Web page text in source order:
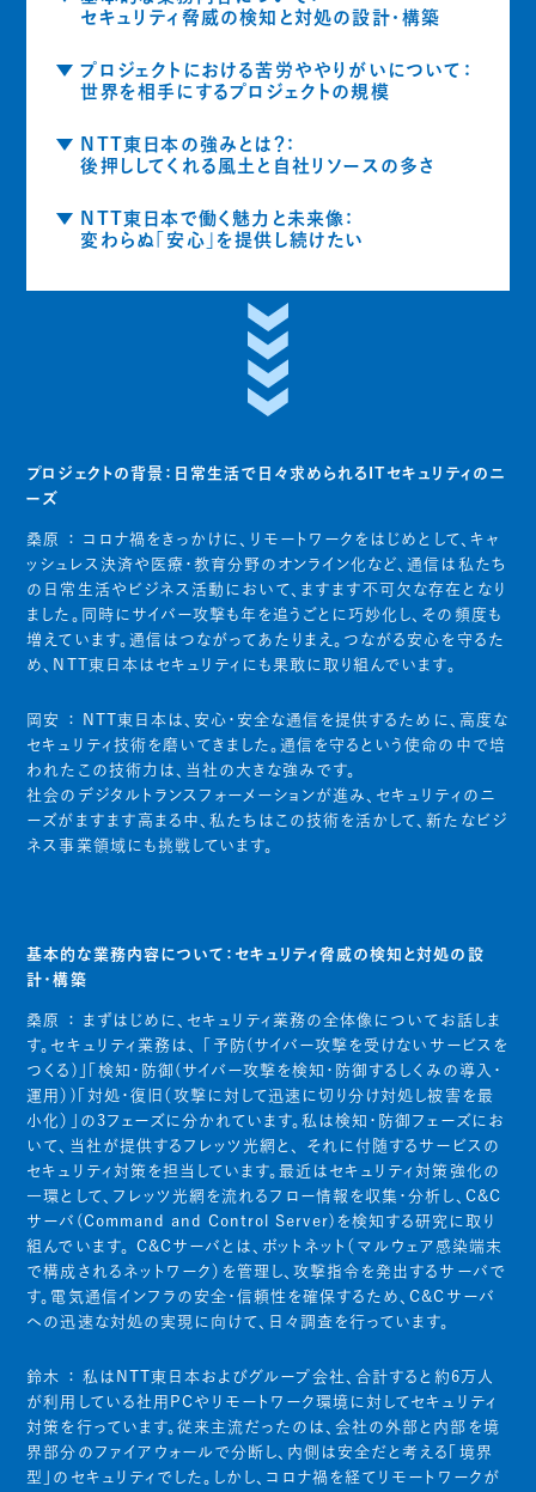
セキュリティ脅威の検知と対処の設計・構築
プロジェクトにおける苦労ややりがいについて：
世界を相手にするプロジェクトの規模
NTT東日本の強みとは？：
後押ししてくれる風土と自社リソースの多さ
NTT東日本で働く魅力と未来像：
変わらぬ「安心」を提供し続けたい
プロジェクトの背景：日常生活で日々求められるITセキュリティのニ
ーズ
桑原 ：
コロナ禍をきっかけに、リモートワークをはじめとして、キャ
ッシュレス決済や医療・教育分野のオンライン化など、通信は私たち
の日常生活やビジネス活動において、ますます不可欠な存在となり
ました。同時にサイバー攻撃も年を追うごとに巧妙化し、その頻度も
増えています。通信はつながってあたりまえ。つながる安心を守るた
め、NTT東日本はセキュリティにも果敢に取り組んでいます。
岡安 ：
NTT東日本は、安心・安全な通信を提供するために、高度な
セキュリティ技術を磨いてきました。通信を守るという使命の中で培
われたこの技術力は、当社の大きな強みです。
社会のデジタルトランスフォーメーションが進み、セキュリティのニ
ーズがますます高まる中、私たちはこの技術を活かして、新たなビジ
ネス事業領域にも挑戦しています。
基本的な業務内容について：セキュリティ脅威の検知と対処の設
計・構築
桑原 ：
まずはじめに、セキュリティ業務の全体像についてお話しま
す。セキュリティ業務は、 「予防(サイバー攻撃を受けないサービスを
つくる)」「検知・防御(サイバー攻撃を検知・防御するしくみの導入・
運用）)「対処・復旧（攻撃に対して迅速に切り分け対処し被害を最
小化）」の3フェーズに分かれています。私は検知・防御フェーズにお
いて、当社が提供するフレッツ光網と、 それに付随するサービスの
セキュリティ対策を担当しています。最近はセキュリティ対策強化の
一環として、フレッツ光網を流れるフロー情報を収集・分析し、C&C
サーバ(Command and Control Server)を検知する研究に取り
組んでいます。 C&Cサーバとは、ボットネット（マルウェア感染端末
で構成されるネットワーク）を管理し、攻撃指令を発出するサーバで
す。電気通信インフラの安全・信頼性を確保するため、C&Cサーバ
への迅速な対処の実現に向けて、日々調査を行っています。
鈴木 ： 私はNTT東日本およびグループ会社、合計すると約6万人
が利用している社用PCやリモートワーク環境に対してセキュリティ
対策を行っています。従来主流だったのは、会社の外部と内部を境
界部分のファイアウォールで分断し、内側は安全だと考える「境界
型」のセキュリティでした。しかし、コロナ禍を経てリモートワークが